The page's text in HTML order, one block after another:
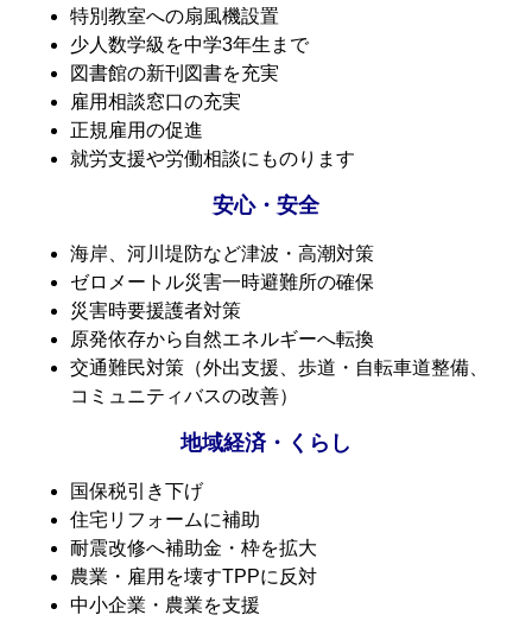
特別教室への扇風機設置
少人数学級を中学3年生まで
図書館の新刊図書を充実
雇用相談窓口の充実
正規雇用の促進
就労支援や労働相談にものります
安心・安全
海岸、河川堤防など津波・高潮対策
ゼロメートル災害一時避難所の確保
災害時要援護者対策
原発依存から自然エネルギーへ転換
交通難民対策（外出支援、歩道・自転車道整備、
コミュニティバスの改善）
地域経済・くらし
国保税引き下げ
住宅リフォームに補助
耐震改修へ補助金・枠を拡大
農業・雇用を壊すTPPに反対
中小企業・農業を支援